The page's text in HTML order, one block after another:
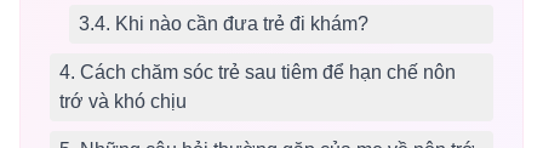
3.4. Khi nào cần đưa trẻ đi khám?
4. Cách chăm sóc trẻ sau tiêm để hạn chế nôn
trớ và khó chịu